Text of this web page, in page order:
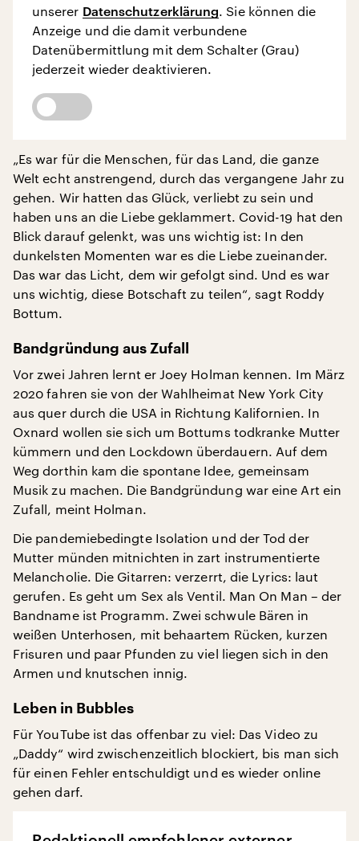
unserer Datenschutzerklärung. Sie können die
Anzeige und die damit verbundene
Datenübermittlung mit dem Schalter (Grau)
jederzeit wieder deaktivieren.
„Es war für die Menschen, für das Land, die ganze
Welt echt anstrengend, durch das vergangene Jahr zu
gehen. Wir hatten das Glück, verliebt zu sein und
haben uns an die Liebe geklammert. Covid-19 hat den
Blick darauf gelenkt, was uns wichtig ist: In den
dunkelsten Momenten war es die Liebe zueinander.
Das war das Licht, dem wir gefolgt sind. Und es war
uns wichtig, diese Botschaft zu teilen“, sagt Roddy
Bottum.
Bandgründung aus Zufall
Vor zwei Jahren lernt er Joey Holman kennen. Im März
2020 fahren sie von der Wahlheimat New York City
aus quer durch die USA in Richtung Kalifornien. In
Oxnard wollen sie sich um Bottums todkranke Mutter
kümmern und den Lockdown überdauern. Auf dem
Weg dorthin kam die spontane Idee, gemeinsam
Musik zu machen. Die Bandgründung war eine Art ein
Zufall, meint Holman.
Die pandemiebedingte Isolation und der Tod der
Mutter münden mitnichten in zart instrumentierte
Melancholie. Die Gitarren: verzerrt, die Lyrics: laut
gerufen. Es geht um Sex als Ventil. Man On Man – der
Bandname ist Programm. Zwei schwule Bären in
weißen Unterhosen, mit behaartem Rücken, kurzen
Frisuren und paar Pfunden zu viel liegen sich in den
Armen und knutschen innig.
Leben in Bubbles
Für YouTube ist das offenbar zu viel: Das Video zu
„Daddy“ wird zwischenzeitlich blockiert, bis man sich
für einen Fehler entschuldigt und es wieder online
gehen darf.